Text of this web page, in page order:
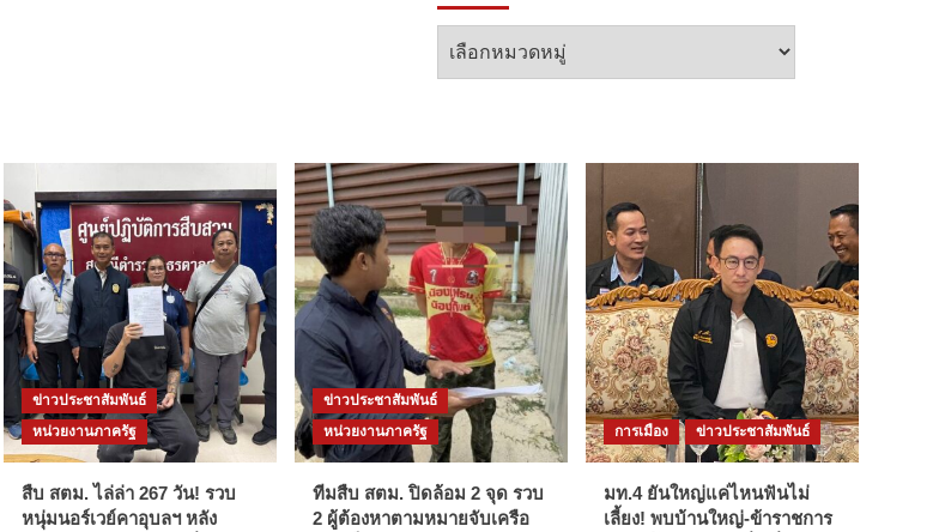
หัวข้อ
ข่าวประชาสัมพันธ์
หน่วยงานภาครัฐ
สืบ สตม. ไล่ล่า 267 วัน! รวบ
หนุ่มนอร์เวย์คาอุบลฯ หลัง
ข่าวประชาสัมพันธ์
หน่วยงานภาครัฐ
ทีมสืบ สตม. ปิดล้อม 2 จุด รวบ
2 ผู้ต้องหาตามหมายจับเครือ
การเมือง ข่าวประชาสัมพันธ์
มท.4 ยันใหญ่แค่ไหนฟันไม่
เลี้ยง! พบบ้านใหญ่-ข้าราชการ